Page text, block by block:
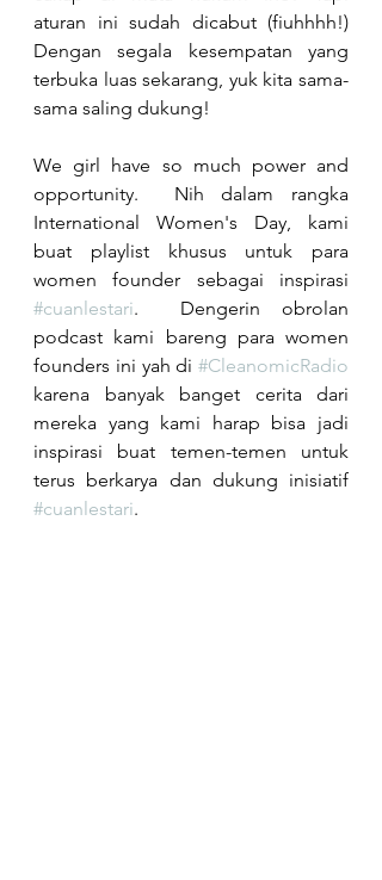
aturan ini sudah dicabut (fiuhhhh!)
Dengan segala kesempatan yang
terbuka luas sekarang, yuk kita sama-
sama saling dukung!
We girl have so much power and
opportunity.  Nih dalam rangka
International Women's Day, kami
buat playlist khusus untuk para
#cuanlestari.  Dengerin obrolan
podcast kami bareng para women
founders ini yah di #CleanomicRadio
karena banyak banget cerita dari
mereka yang kami harap bisa jadi
inspirasi buat temen-temen untuk
#cuanlestari.